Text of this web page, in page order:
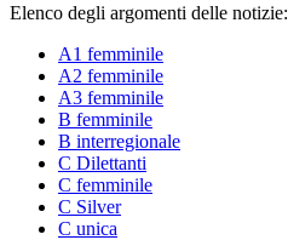
Elenco degli argomenti delle notizie:
A1 femminile
A2 femminile
A3 femminile
B femminile
B interregionale
C Dilettanti
C femminile
C Silver
C unica